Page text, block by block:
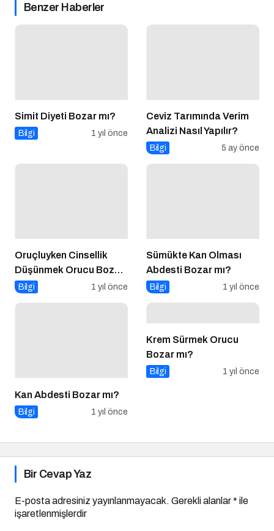
Benzer Haberler
Simit Diyeti Bozar mı?
Bilgi 1 yıl önce
Ceviz Tarımında Verim
Analizi Nasıl Yapılır?
Bilgi 5 ay önce
Oruçluyken Cinsellik
Düşünmek Orucu Bozar
mı?
Bilgi 1 yıl önce
Sümükte Kan Olması
Abdesti Bozar mı?
Bilgi 1 yıl önce
Kan Abdesti Bozar mı?
Bilgi 1 yıl önce
Krem Sürmek Orucu
Bozar mı?
Bilgi 1 yıl önce
Bir Cevap Yaz
E-posta adresiniz yayınlanmayacak. Gerekli alanlar* ile
işaretlenmişlerdir